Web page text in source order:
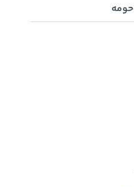
حومه